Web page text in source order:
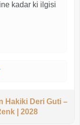
kadar ki ilgisi
Hakiki Deri Guti –
| 2028